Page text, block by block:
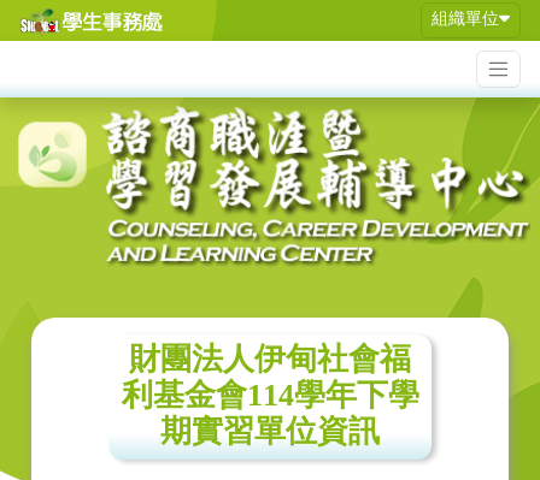
組織單位
財團法人伊甸社會福
利基金會114學年下學
期實習單位資訊